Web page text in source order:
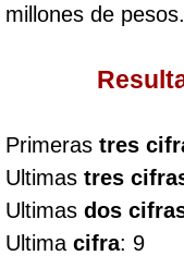
Chontico Día
Chontico
Culona día
Culona
millones de pesos.
Primeras tres
Ultimas tres
Ultimas dos
Ultima cifra: 9